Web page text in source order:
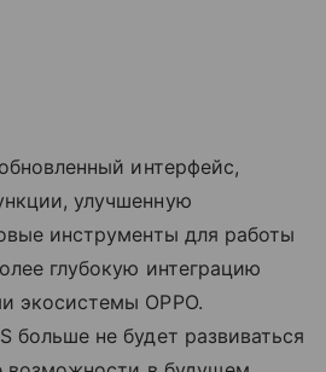
интерфейс,
улучшенную
инструменты для работы
глубокую интеграцию
экосистемы OPPO.
больше не будет развиваться